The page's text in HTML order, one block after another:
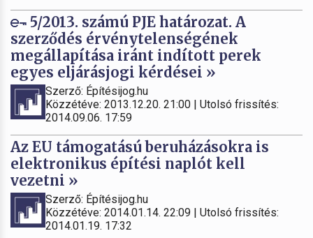
5/2013. számú PJE határozat. A
szerződés érvénytelenségének
megállapítása iránt indított perek
egyes eljárásjogi kérdései »
Szerző: Építésijog.hu
Közzétéve: 2013.12.20. 21:00 | Utolsó frissítés:
2014.09.06. 17:59
Az EU támogatású beruházásokra is
elektronikus építési naplót kell
vezetni »
Szerző: Építésijog.hu
Közzétéve: 2014.01.14. 22:09 | Utolsó frissítés:
2014.01.19. 17:32